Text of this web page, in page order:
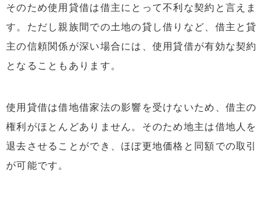
そのため使用貸借は借主にとって不利な契約と言えま
す。ただし親族間での土地の貸し借りなど、借主と貸
主の信頼関係が深い場合には、使用貸借が有効な契約
となることもあります。
使用貸借は借地借家法の影響を受けないため、借主の
権利がほとんどありません。そのため地主は借地人を
退去させることができ、ほぼ更地価格と同額での取引
が可能です。